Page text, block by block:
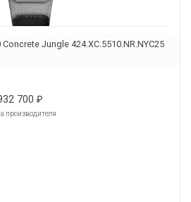
Jungle 424.XC.5510.NR.NYC25
700 ₽
производителя